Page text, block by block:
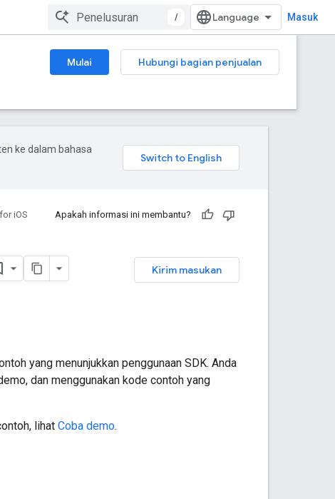
/ Masuk
Mulai
Hubungi bagian penjualan
ke dalam bahasa
iOS
Apakah informasi ini membantu?
Kirim masukan
yang menunjukkan penggunaan SDK. Anda
dan menggunakan kode contoh yang
lihat Coba demo.